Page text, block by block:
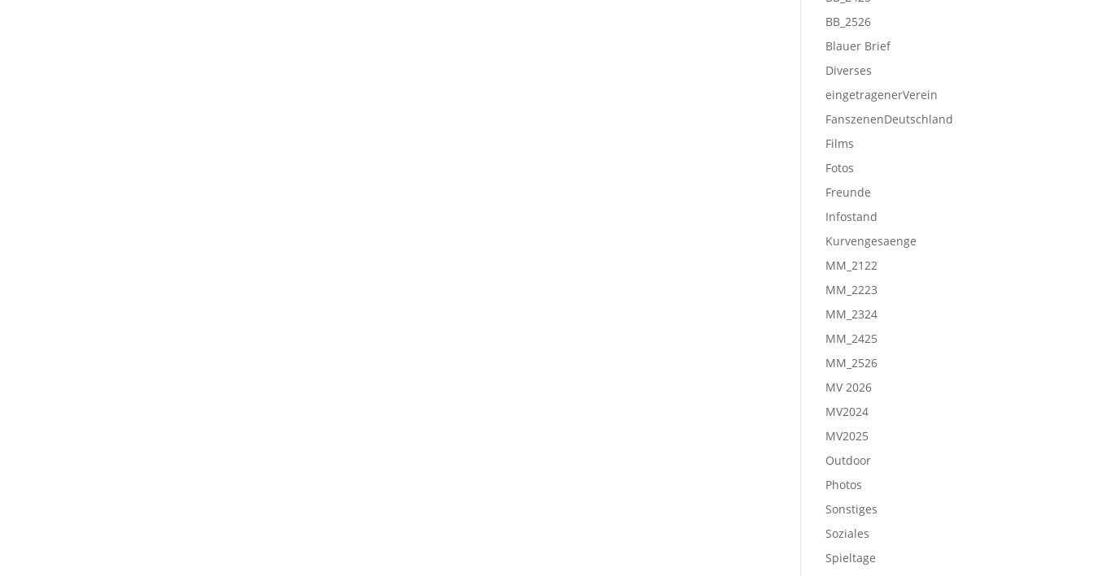
BB_2526
Blauer Brief
Diverses
eingetragenerVerein
FanszenenDeutschland
Films
Fotos
Freunde
Infostand
Kurvengesaenge
MM_2122
MM_2223
MM_2324
MM_2425
MM_2526
MV 2026
MV2024
MV2025
Outdoor
Photos
Sonstiges
Soziales
Spieltage